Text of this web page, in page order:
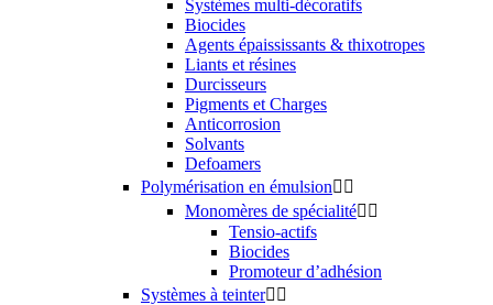
Systèmes multi-décoratifs
Biocides
Agents épaississants & thixotropes
Liants et résines
Durcisseurs
Pigments et Charges
Anticorrosion
Solvants
Defoamers
Polymérisation en émulsion 
Monomères de spécialité 
Tensio-actifs
Biocides
Promoteur d’adhésion
Systèmes à teinter 